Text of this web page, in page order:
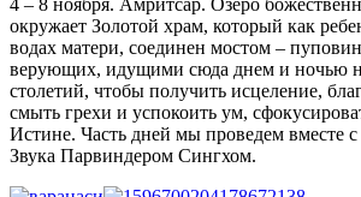
4 – 8 ноября. Амритсар. Озеро
окружает Золотой храм, который как
водах матери, соединен мостом –
верующих, идущими сюда днем и ночью
столетий, чтобы получить исцеление,
смыть грехи и успокоить ум,
Истине. Часть дней мы проведем вместе
Звука Парвиндером Сингхом.